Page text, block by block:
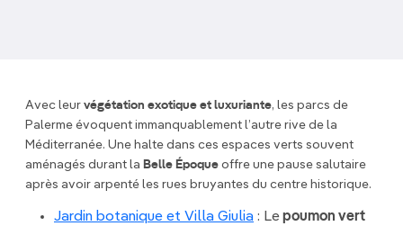
Avec leur végétation exotique et luxuriante, les parcs de
Palerme évoquent immanquablement l’autre rive de la
Méditerranée. Une halte dans ces espaces verts souvent
aménagés durant la Belle Époque offre une pause salutaire
après avoir arpenté les rues bruyantes du centre historique.
Jardin botanique et Villa Giulia : Lepoumon vert